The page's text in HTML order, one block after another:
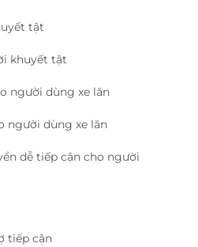
tật
khuyết tật
người dùng xe lăn
người dùng xe lăn
dễ tiếp cận cho người
tiếp cận